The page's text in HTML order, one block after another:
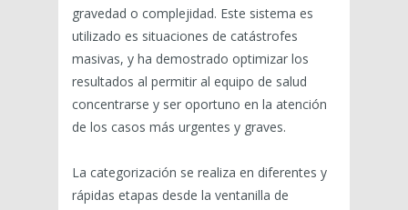
gravedad o complejidad. Este sistema es
utilizado es situaciones de catástrofes
masivas, y ha demostrado optimizar los
resultados al permitir al equipo de salud
concentrarse y ser oportuno en la atención
de los casos más urgentes y graves.
La categorización se realiza en diferentes y
rápidas etapas desde la ventanilla de